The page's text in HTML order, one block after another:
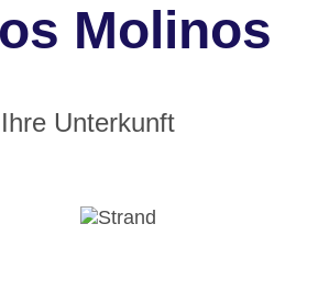
Molinos
Unterkunft